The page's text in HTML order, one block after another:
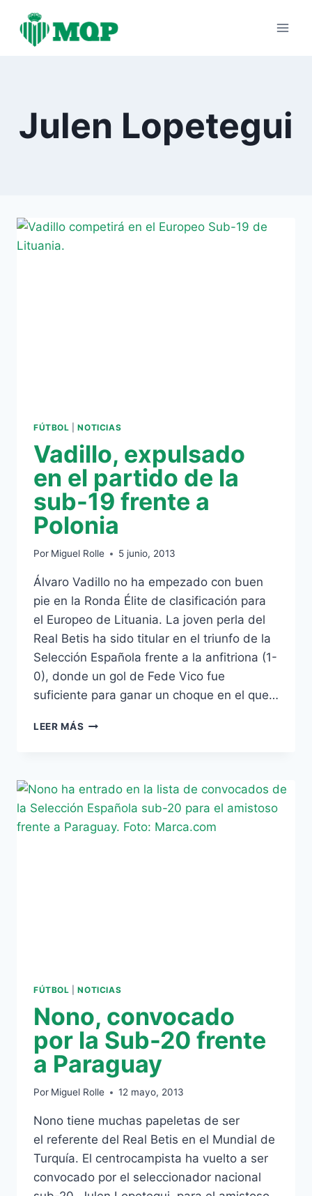
contenido
Julen Lopetegui
FÚTBOL |NOTICIAS
Vadillo, expulsado
en el partido de la
sub-19 frente a
Polonia
Por Miguel Rolle 5 junio, 2013
Álvaro Vadillo no ha empezado con buen
pie en la Ronda Élite de clasificación para
el Europeo de Lituania. La joven perla del
Real Betis ha sido titular en el triunfo de la
Selección Española frente a la anfitriona (1-
0), donde un gol de Fede Vico fue
suficiente para ganar un choque en el que…
LEER MÁS VADILLO,
DE
LA
SUB-
FÚTBOL |NOTICIAS
Nono, convocado
por la Sub-20 frente
a Paraguay
Por Miguel Rolle 12 mayo, 2013
Nono tiene muchas papeletas de ser
el referente del Real Betis en el Mundial de
Turquía. El centrocampista ha vuelto a ser
convocado por el seleccionador nacional